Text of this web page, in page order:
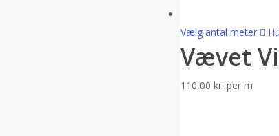
Vælg antal meter
Vævet
110,00 kr. per m